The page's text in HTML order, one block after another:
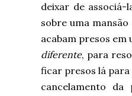
deixar de associá-
sobre uma
acabam presos em
diferente, para
ficar presos lá
cancelamento da